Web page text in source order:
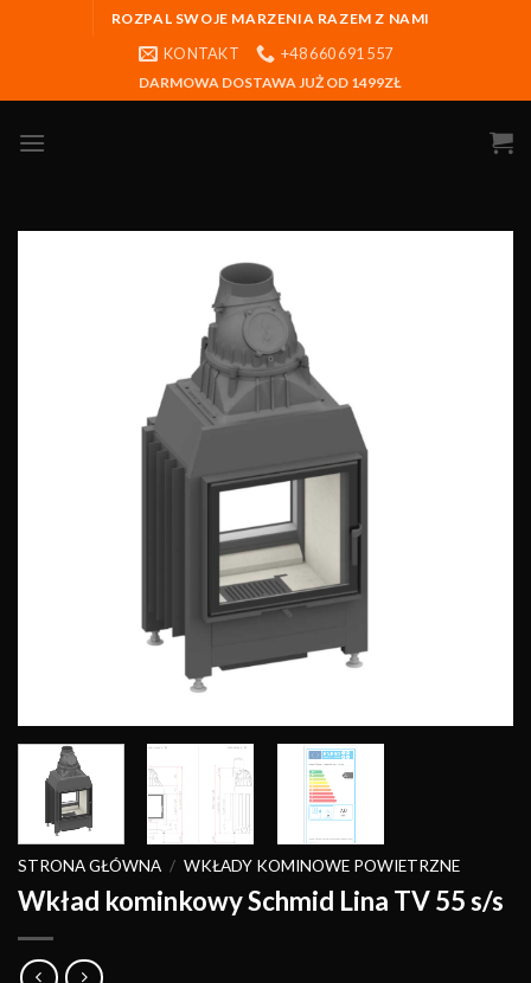
ROZPAL SWOJE MARZENIA RAZEM Z NAMI
KONTAKT +48 660 691 557
DARMOWA DOSTAWA JUŻ OD 1499ZŁ
STRONA GŁÓWNA / WKŁADY KOMINOWE POWIETRZNE
Wkład kominkowy Schmid Lina TV 55 s/s